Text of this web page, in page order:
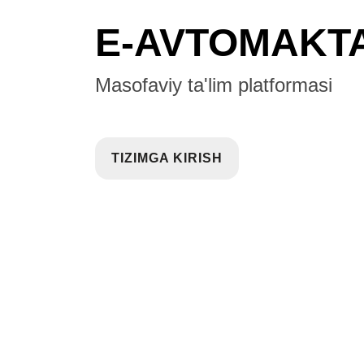
E-
Masofaviy ta'lim platformasi
TIZIMGA KIRISH